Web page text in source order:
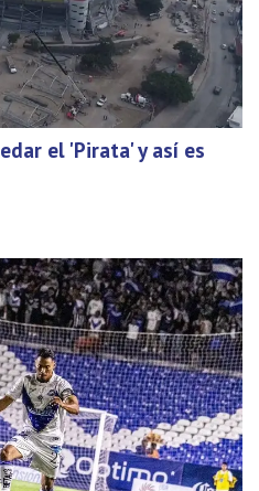
el 'Pirata' y así es